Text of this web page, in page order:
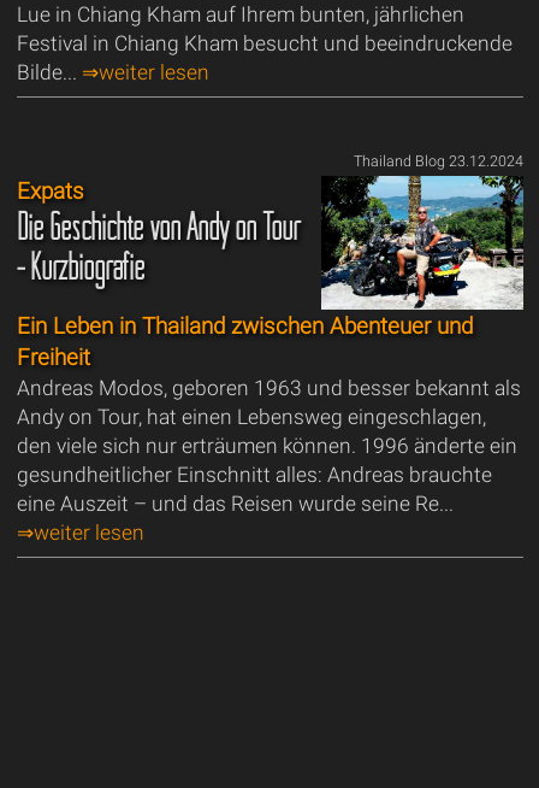
Lue in Chiang Kham auf Ihrem bunten, jährlichen
Festival in Chiang Kham besucht und beeindruckende
Bilde... ⇒weiter lesen
Thailand Blog 23.12.2024
Expats
Die Geschichte von Andy on Tour
- Kurzbiografie
Ein Leben in Thailand zwischen Abenteuer und
Freiheit
Andreas Modos, geboren 1963 und besser bekannt als
Andy on Tour, hat einen Lebensweg eingeschlagen,
den viele sich nur erträumen können. 1996 änderte ein
gesundheitlicher Einschnitt alles: Andreas brauchte
eine Auszeit – und das Reisen wurde seine Re...
⇒weiter lesen